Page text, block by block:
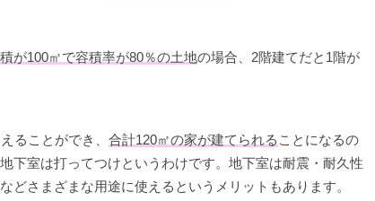
が100㎡で容積率が80％の土地の場合、2階建てだと1階が
ることができ、 合計120㎡の家が建てられる ことになるの
下室は打ってつけというわけです。地下室は耐震・耐久性
さまざまな用途に使えるというメリットもあります。